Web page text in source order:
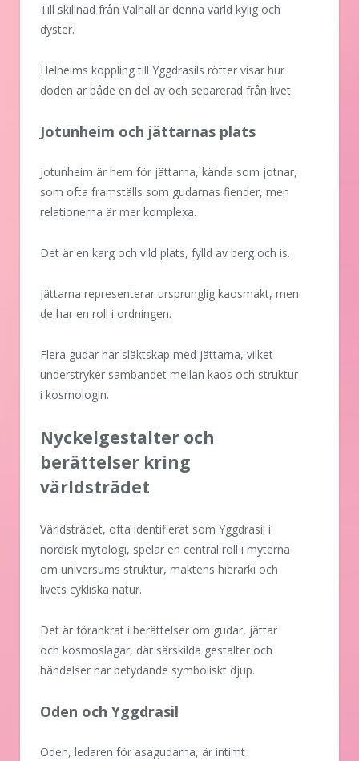
Till skillnad från Valhall är denna värld kylig och
dyster.
Helheims koppling till Yggdrasils rötter visar hur
döden är både en del av och separerad från livet.
Jotunheim och jättarnas plats
Jotunheim är hem för jättarna, kända som jotnar,
som ofta framställs som gudarnas fiender, men
relationerna är mer komplexa.
Det är en karg och vild plats, fylld av berg och is.
Jättarna representerar ursprunglig kaosmakt, men
de har en roll i ordningen.
Flera gudar har släktskap med jättarna, vilket
understryker sambandet mellan kaos och struktur
i kosmologin.
Nyckelgestalter och
berättelser kring
världsträdet
Världsträdet, ofta identifierat som Yggdrasil i
nordisk mytologi, spelar en central roll i myterna
om universums struktur, maktens hierarki och
livets cykliska natur.
Det är förankrat i berättelser om gudar, jättar
och kosmoslagar, där särskilda gestalter och
händelser har betydande symboliskt djup.
Oden och Yggdrasil
Oden, ledaren för asagudarna, är intimt